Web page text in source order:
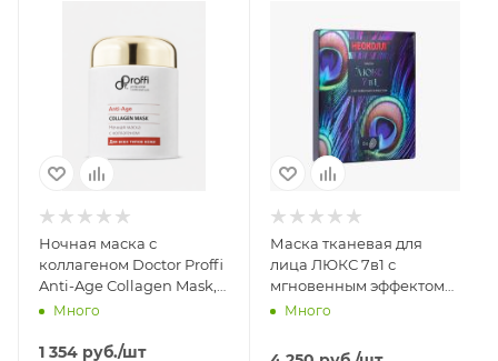
Ночная маска с
коллагеном Doctor Proffi
Anti-Age Collagen Mask,
100 мл
Много
1 354 руб./шт
Маска тканевая для
лица ЛЮКС 7в1 с
мгновенным эффектом
НЕОКОЛЛ®, 5 шт
Много